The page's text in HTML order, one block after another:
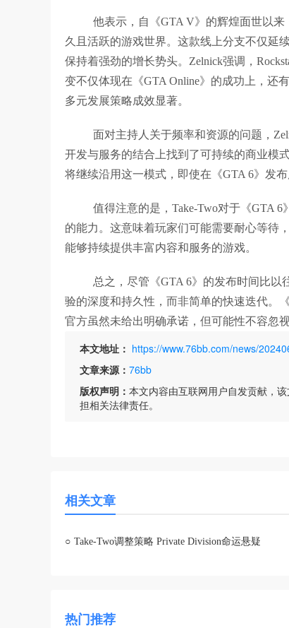
他表示，自《GTA V》的辉煌面世以来
久且活跃的游戏世界。这款线上分支不仅延
保持着强劲的增长势头。Zelnick强调，
变不仅体现在《GTA Online》的成功上，还
多元发展策略成效显著。
面对主持人关于频率和资源的问题，
开发与服务的结合上找到了可持续的商业模
将继续沿用这一模式，即使在《GTA 6》发
值得注意的是，Take-Two对于《GTA
的能力。这意味着玩家们可能需要耐心等待
能够持续提供丰富内容和服务的游戏。
总之，尽管《GTA 6》的发布时间比以
验的深度和持久性，而非简单的快速迭代。
官方虽然未给出明确承诺，但可能性不容忽
本文地址： https://www.76bb.com/news/
文章来源： 76bb
版权声明： 本文内容由互联网用户自发贡献，
担相关法律责任。
相关文章
○ Take-Two调整策略 Private Division命运悬疑
热门推荐